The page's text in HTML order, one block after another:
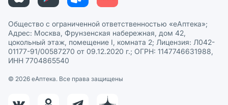
Общество с ограниченной ответственностью «еАптека»;
Адрес: Москва, Фрунзенская набережная, дом 42,
цокольный этаж, помещение I, комната 2; Лицензия: Л042-
01177-91/00587270 от 09.12.2020 г.; ОГРН: 1147746631988,
ИНН 7704865540
© 2026 eАптека. Все права защищены